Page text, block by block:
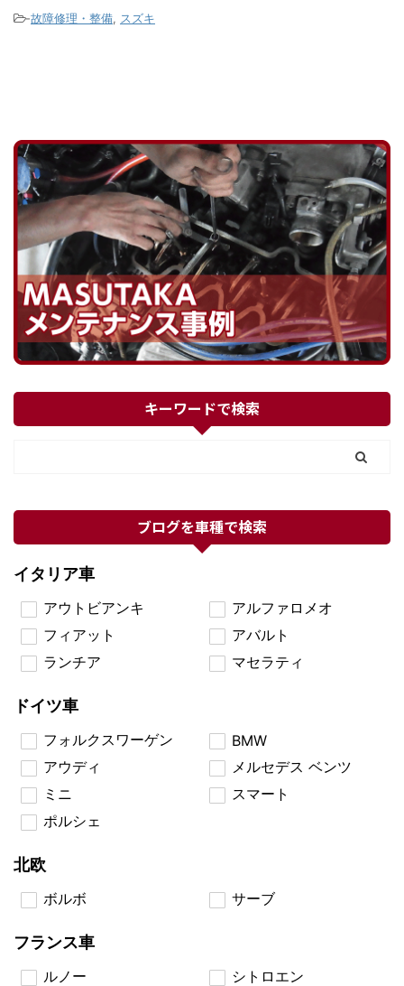
パン
ンプの軸部分のシール不良が原因です
-故障修理・整備, スズキ
キーワードで検索
ブログを車種で検索
イタリア車
アウトビアンキ
アルファロメオ
フィアット
アバルト
ランチア
マセラティ
ドイツ車
フォルクスワーゲン
BMW
アウディ
メルセデス ベンツ
ミニ
スマート
ポルシェ
北欧
ボルボ サーブ
フランス車
ルノー
シトロエン